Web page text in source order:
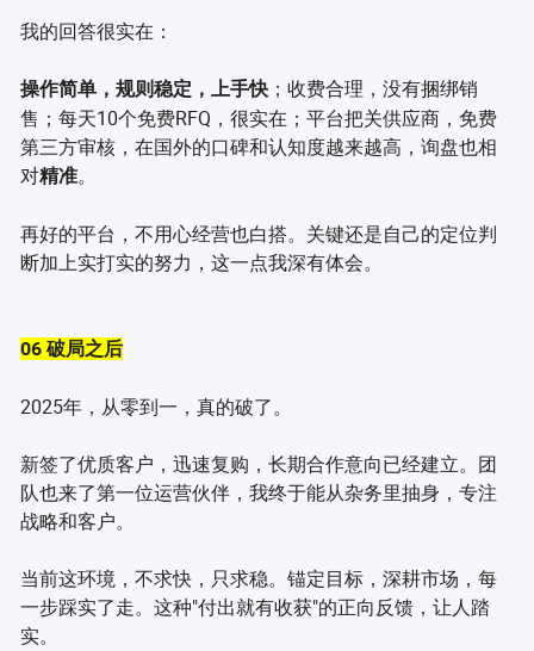
我的回答很实在：
操作简单，规则稳定，上手快；收费合理，没有捆绑销
售；每天10个免费RFQ，很实在；平台把关供应商，免费
第三方审核，在国外的口碑和认知度越来越高，询盘也相
对精准。
再好的平台，不用心经营也白搭。关键还是自己的定位判
断加上实打实的努力，这一点我深有体会。
06 破局之后
2025年，从零到一，真的破了。
新签了优质客户，迅速复购，长期合作意向已经建立。团
队也来了第一位运营伙伴，我终于能从杂务里抽身，专注
战略和客户。
当前这环境，不求快，只求稳。锚定目标，深耕市场，每
一步踩实了走。这种"付出就有收获"的正向反馈，让人踏
实。